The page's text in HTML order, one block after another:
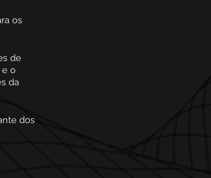
os
de
o
da
dos